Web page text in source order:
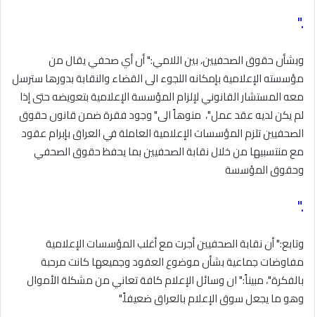
".
وبشأن حقوق الصحفيين، بين اللامي:" أن أي صحفي يقال من
مؤسسته الإعلامية بإمكانه اللجوء الى القضاء والنقابة بدورها سترسل
معه المستشار القانوني لإلزام المؤسسة الإعلامية بتعويضه حتى إذا
لم يكن لديه عقد عمل"، منوهاً الى" وجود فقرة ضمن قانون حقوق
الصحفيين تلزم المؤسسات الإعلامية العاملة في العراق بإبرام عقود
مع منتسبيها من خلال نقابة الصحفيين بما يحفظ حقوق الصحفي
وحقوق المؤسسة
".
وتابع:" أن نقابة الصحفيين أجرت مع أغلب المؤسسات الإعلامية
مفاوضات جماعية بشأن موضوع العقود وجميعها كانت مرحبة
بالفكرة"، مبيناً:" ان وسائل الإعلام كافة تعاني من مشكلة الأموال
وهو ما يجعل سوق الإعلام بالعراق ضعيفاً".